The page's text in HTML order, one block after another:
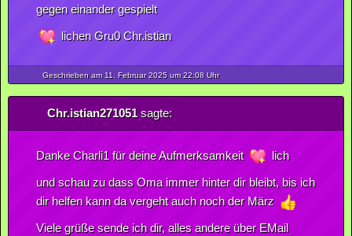
gegen einander gespielt
lichen Gru0 Chr.istian
Geschrieben am 11. Februar2025um 22:08 Uhr
Chr.istian271051sagte:
Danke Charli1 für deine Aufmerksamkeit lich
und schau zu dass Oma immer hinter dir bleibt, bis ich
dir helfen kann da vergeht auch noch der März
Viele grüße sende ich dir, alles andere über EMail